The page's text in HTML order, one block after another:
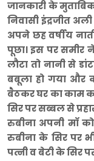
जानकारी के
निवासी इंद्रजीत
अपने छह वर्षीय
पूछा। इस पर समीर
लौटा तो नानी से
बबूला हो गया
बैठकर घर का काम
सिर पर सब्बल से
रुबीना अपनी माॅ
रुबीना के सिर पर
पत्नी व बेटी के सिर